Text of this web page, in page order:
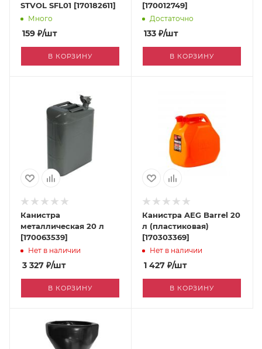
STVOL SFL01 [170182611]
Много
159 ₽/шт
В КОРЗИНУ
[170012749]
Достаточно
133 ₽/шт
В КОРЗИНУ
Канистра
металлическая 20 л
[170063539]
Нет в наличии
3 327 ₽/шт
В КОРЗИНУ
Канистра AEG Barrel 20
л (пластиковая)
[170303369]
Нет в наличии
1 427 ₽/шт
В КОРЗИНУ